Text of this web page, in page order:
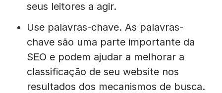
seus leitores a agir.
Use palavras-chave. As palavras-
chave são uma parte importante da
SEO e podem ajudar a melhorar a
classificação de seu website nos
resultados dos mecanismos de busca.